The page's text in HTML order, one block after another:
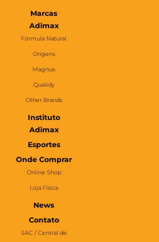
Marcas
Adimax
Fórmula Natural
Origens
Magnus
Qualidy
Other Brands
Instituto
Adimax
Esportes
Onde Comprar
Online Shop
Loja Física
News
Contato
SAC / Central de